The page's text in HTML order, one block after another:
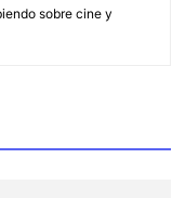
sobre cine y